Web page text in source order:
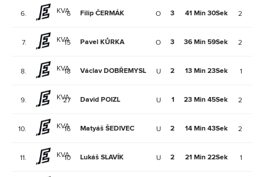
6. KVA6 Filip ČERMÁK O 3 41 Min 30Sek 2
7. KVA
15 Pavel KŮRKA O 3 36 Min 59Sek 2
8. KVA
18 Václav DOBŘEMYSL U 2 13 Min 23Sek 1
9. KVA
27 David POIZL U 1 23 Min 45Sek 2
10. KVA
16 Matyáš ŠEDIVEC U 2 14 Min 43Sek 2
11. KVA
10 Lukáš SLAVÍK U 2 21 Min 22Sek 1